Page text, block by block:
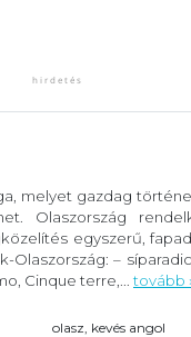
melyet gazdag
Olaszország
egyszerű,
–
Cinque terre,... tovább
olasz, kevés angol